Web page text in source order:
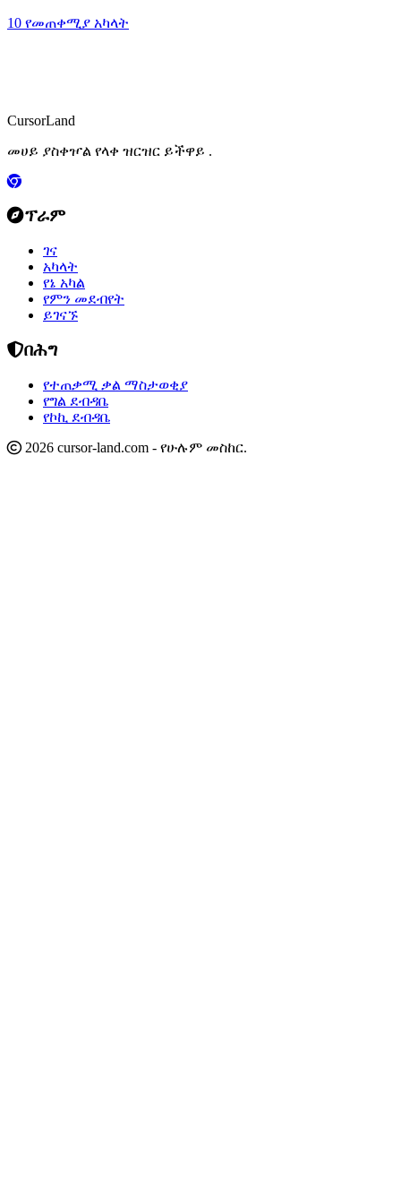
10 የመጠቀሚያ አካላት
CursorLand
መሀይ ያስቀዦል የላቀ ዝርዝር ይችዋይ .
ፕራም
ገና
አካላት
የኔ አካል
የምን መደብየት
ይገናኙ
በሕግ
የተጠቃሚ ቃል ማስታወቂያ
የግል ደብዳቤ
የኮኪ ደብዳቤ
2026 cursor-land.com - የሁሉም መስከር.